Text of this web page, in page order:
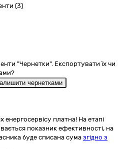
(3)
"Чернетки". Експортувати їх чи
чернетками
енергосервісу платна! На етапі
показник ефективності, на
буде списана сума згідно з